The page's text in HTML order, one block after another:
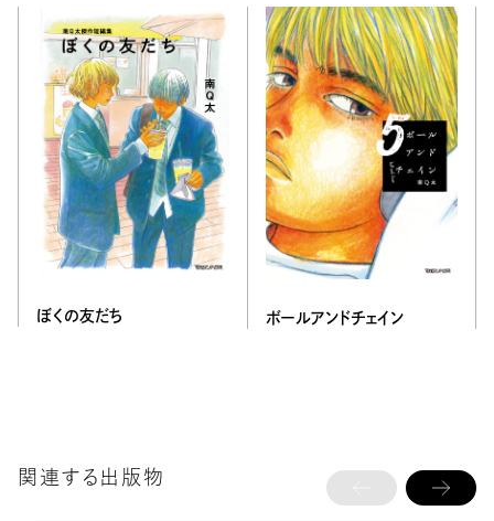
ぼくの友だち ボールアンドチェイン
関連する出版物